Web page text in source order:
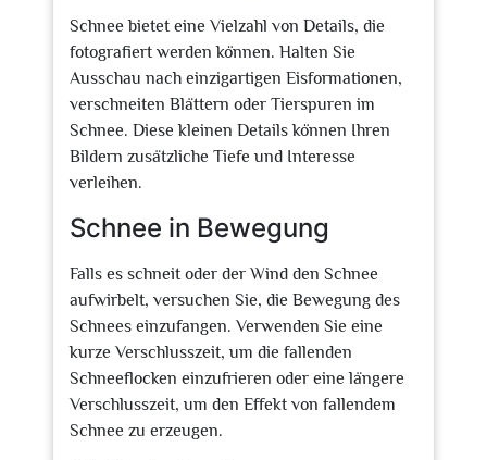
Schnee bietet eine Vielzahl von Details, die
fotografiert werden können. Halten Sie
Ausschau nach einzigartigen Eisformationen,
verschneiten Blättern oder Tierspuren im
Schnee. Diese kleinen Details können Ihren
Bildern zusätzliche Tiefe und Interesse
verleihen.
Schnee in Bewegung
Falls es schneit oder der Wind den Schnee
aufwirbelt, versuchen Sie, die Bewegung des
Schnees einzufangen. Verwenden Sie eine
kurze Verschlusszeit, um die fallenden
Schneeflocken einzufrieren oder eine längere
Verschlusszeit, um den Effekt von fallendem
Schnee zu erzeugen.